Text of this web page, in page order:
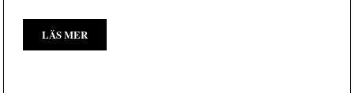
LÄS MER